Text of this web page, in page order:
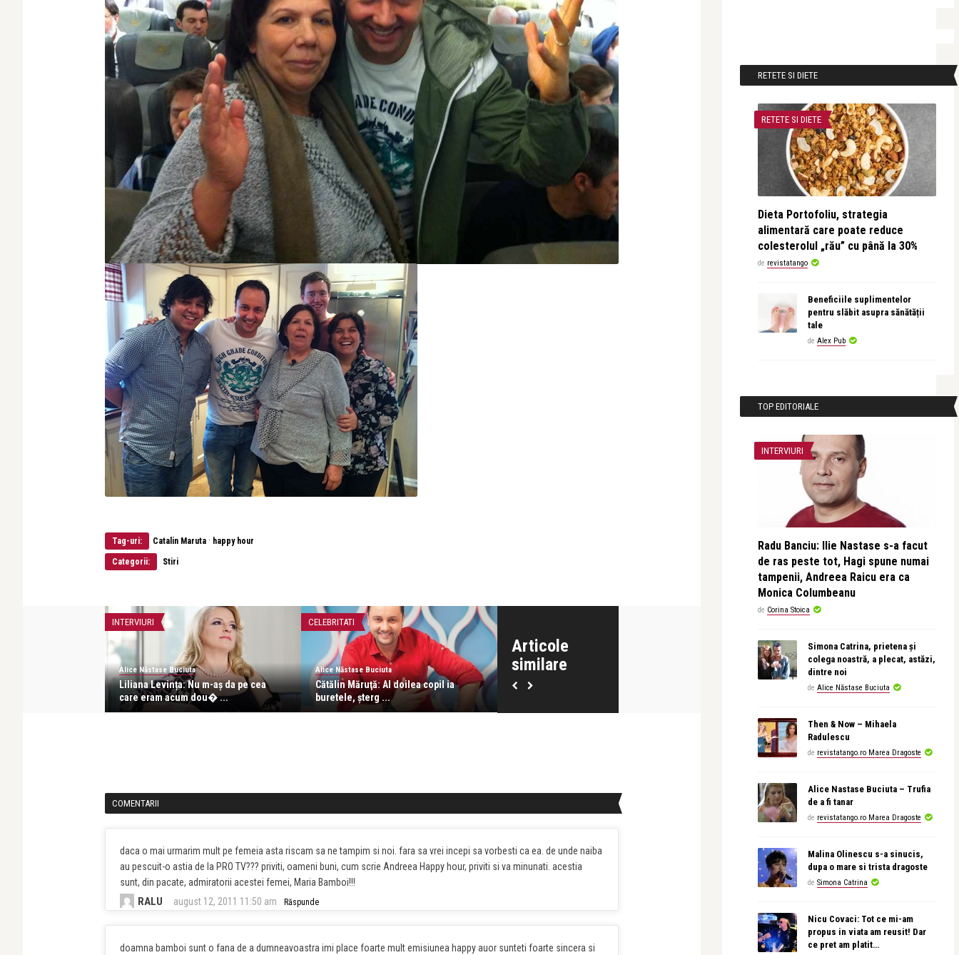
Tag-uri: Catalin Maruta · happy hour
Categorii: Stiri
Articole
similare
INTERVIURI
Alice Năstase Buciuta
Liliana Levința: Nu m-aş da pe cea
care eram acum dou� ...
CELEBRITATI
Alice Năstase Buciuta
Cătălin Măruţă: Al doilea copil ia
buretele, şterg ...
Alice Năstase Buciuta
Andra Măruţă: Am plâns amândoi când
revistatango.ro Marea Dragoste
Zece citate care te vor convinge sa
COMENTARII
daca o mai urmarim mult pe femeia asta riscam sa ne tampim si noi. fara sa vrei incepi sa vorbesti ca ea. de unde naiba
au pescuit-o astia de la PRO TV??? priviti, oameni buni, cum scrie Andreea Happy hour, priviti si va minunati. acestia
sunt, din pacate, admiratorii acestei femei, Maria Bamboi!!!
RALU august 12, 2011 11:50 am Răspunde
doamna bamboi sunt o fana de a dumneavoastra imi place foarte mult emisiunea happy auor sunteti foarte sincera si
RETETE SI DIETE
RETETE SI DIETE
Dieta Portofoliu, strategia
alimentară care poate reduce
colesterolul „rău” cu până la 30%
de revistatango
Beneficiile suplimentelor
pentru slăbit asupra sănătății
tale
de Alex Pub
TOP EDITORIALE
INTERVIURI
Radu Banciu: Ilie Nastase s-a facut
de ras peste tot, Hagi spune numai
tampenii, Andreea Raicu era ca
Monica Columbeanu
de Corina Stoica
Simona Catrina, prietena și
colega noastră, a plecat, astăzi,
dintre noi
de Alice Năstase Buciuta
Then & Now – Mihaela
Radulescu
de revistatango.ro Marea Dragoste
Alice Nastase Buciuta – Trufia
de a fi tanar
de revistatango.ro Marea Dragoste
Malina Olinescu s-a sinucis,
dupa o mare si trista dragoste
de Simona Catrina
Nicu Covaci: Tot ce mi-am
propus in viata am reusit! Dar
ce pret am platit…